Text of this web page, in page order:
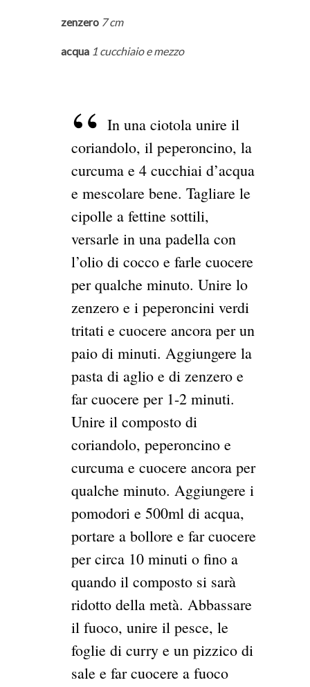
zenzero 7 cm
acqua 1 cucchiaio e mezzo
In una ciotola unire il
coriandolo, il peperoncino, la
curcuma e 4 cucchiai d’acqua
e mescolare bene. Tagliare le
cipolle a fettine sottili,
versarle in una padella con
l’olio di cocco e farle cuocere
per qualche minuto. Unire lo
zenzero e i peperoncini verdi
tritati e cuocere ancora per un
paio di minuti. Aggiungere la
pasta di aglio e di zenzero e
far cuocere per 1-2 minuti.
Unire il composto di
coriandolo, peperoncino e
curcuma e cuocere ancora per
qualche minuto. Aggiungere i
pomodori e 500ml di acqua,
portare a bollore e far cuocere
per circa 10 minuti o fino a
quando il composto si sarà
ridotto della metà. Abbassare
il fuoco, unire il pesce, le
foglie di curry e un pizzico di
sale e far cuocere a fuoco